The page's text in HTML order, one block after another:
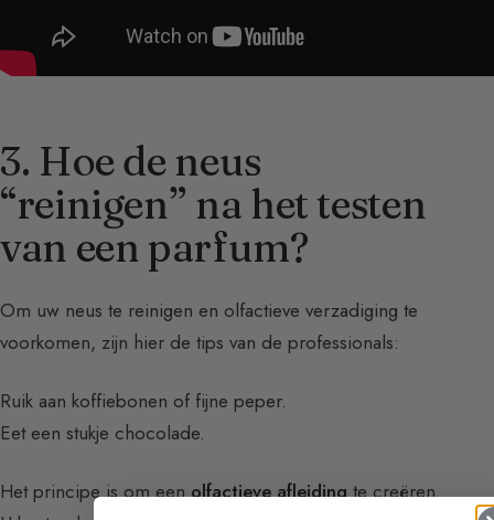
3. Hoe de neus
“reinigen” na het testen
van een parfum?
Om uw neus te reinigen en olfactieve verzadiging te
voorkomen, zijn hier de tips van de professionals:
Ruik aan koffiebonen of fijne peper.
Eet een stukje chocolade.
Het principe is om eenolfactieve afleidingte creëren.